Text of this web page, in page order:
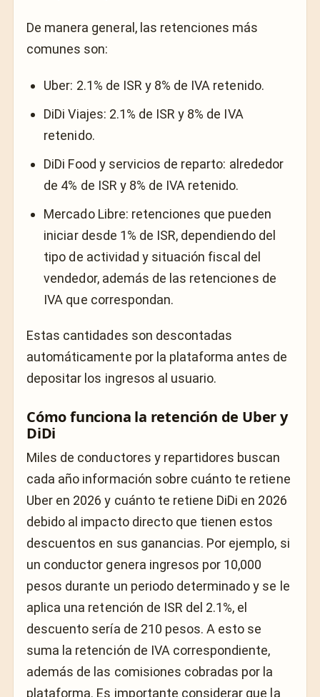
De manera general, las retenciones más
comunes son:
Uber: 2.1% de ISR y 8% de IVA retenido.
DiDi Viajes: 2.1% de ISR y 8% de IVA
retenido.
DiDi Food y servicios de reparto: alrededor
de 4% de ISR y 8% de IVA retenido.
Mercado Libre: retenciones que pueden
iniciar desde 1% de ISR, dependiendo del
tipo de actividad y situación fiscal del
vendedor, además de las retenciones de
IVA que correspondan.
Estas cantidades son descontadas
automáticamente por la plataforma antes de
depositar los ingresos al usuario.
Cómo funciona la retención de Uber y
DiDi
Miles de conductores y repartidores buscan
cada año información sobre cuánto te retiene
Uber en 2026 y cuánto te retiene DiDi en 2026
debido al impacto directo que tienen estos
descuentos en sus ganancias. Por ejemplo, si
un conductor genera ingresos por 10,000
pesos durante un periodo determinado y se le
aplica una retención de ISR del 2.1%, el
descuento sería de 210 pesos. A esto se
suma la retención de IVA correspondiente,
además de las comisiones cobradas por la
plataforma. Es importante considerar que la